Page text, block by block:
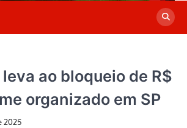
ao bloqueio de R$
organizado em SP
2025